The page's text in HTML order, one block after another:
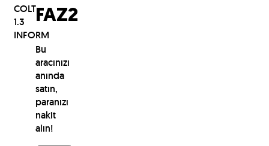
COLT
1.3
INFORM
FAZ2
Bu
aracınızı
anında
satın,
paranızı
nakit
alın!